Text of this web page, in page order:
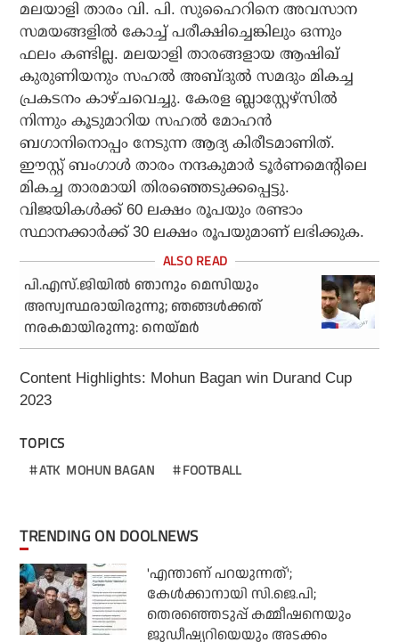
മലയാളി താരം വി. പി. സുഹൈറിനെ അവസാന
സമയങ്ങളില്‍ കോച്ച് പരീക്ഷിച്ചെങ്കിലും ഒന്നും
ഫലം കണ്ടില്ല. മലയാളി താരങ്ങളായ ആഷിഖ്
കുരുണിയനും സഹല്‍ അബ്ദുല്‍ സമദും മികച്ച
പ്രകടനം കാഴ്ചവെച്ചു. കേരള ബ്ലാസ്റ്റേഴ്‌സില്‍
നിന്നും കൂടുമാറിയ സഹല്‍ മോഹന്‍
ബഗാനിനൊപ്പം നേടുന്ന ആദ്യ കിരീടമാണിത്.
ഈസ്റ്റ് ബംഗാള്‍ താരം നന്ദകുമാര്‍ ടൂര്‍ണമെന്റിലെ
മികച്ച താരമായി തിരഞ്ഞെടുക്കപ്പെട്ടു.
വിജയികള്‍ക്ക് 60 ലക്ഷം രൂപയും രണ്ടാം
സ്ഥാനക്കാര്‍ക്ക് 30 ലക്ഷം രൂപയുമാണ് ലഭിക്കുക.
പി.എസ്.ജിയില്‍ ഞാനും മെസിയും
അസ്വസ്ഥരായിരുന്നു; ഞങ്ങള്‍ക്കത്
നരകമായിരുന്നു: നെയ്മര്‍
Content Highlights: Mohun Bagan win Durand Cup
2023
TOPICS
ATK MOHUN BAGAN FOOTBALL
TRENDING ON DOOLNEWS
'എന്താണ് പറയുന്നത്';
കേള്‍ക്കാനായി സി.ജെ.പി;
തെരഞ്ഞെടുപ്പ് കമ്മീഷനെയും
ജുഡീഷ്യറിയെയും അടക്കം